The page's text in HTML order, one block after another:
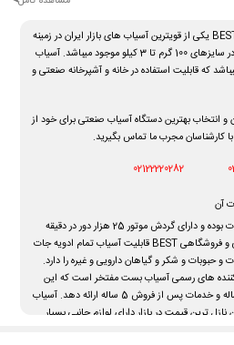
100 گرم تا 3 کیلو
موجود میباشد. آسیاب
میباشد که قابلیت استفاده در خانه و آشپرخانه صنعتی و
انتخاب بهترین دستگاه آسیاب صنعتی برای خود از
کارشناسان مجرب ما تماس بگیرید.
02122220282
موتور آسیاب 100 گرمی صنعتی 700 وات بوده و دارای گردش موتور 25 هزار دور در دقیقه
تمام ادویه جات
حبوبات و شکر و گیاهان دارویی و غیره را دارد.
های رسمی آسیاب بست مفتخر است که این
دستگاه ها را با ضمانت نامه معتبر 1 ساله و خدمات پس از فروش 5 ساله ارائه دهد. آسیاب
ترین قیمت در بازار دارای لوازم جانبی بسیار